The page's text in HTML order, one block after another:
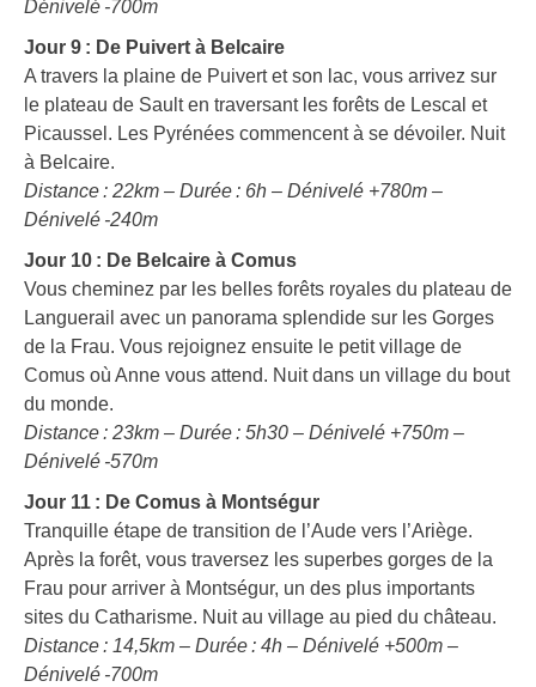
Dénivelé -700m
Jour 9 : De Puivert à Belcaire
A travers la plaine de Puivert et son lac, vous arrivez sur
le plateau de Sault en traversant les forêts de Lescal et
Picaussel. Les Pyrénées commencent à se dévoiler. Nuit
à Belcaire.
Distance : 22km – Durée : 6h – Dénivelé +780m –
Dénivelé -240m
Jour 10 : De Belcaire à Comus
Vous cheminez par les belles forêts royales du plateau de
Languerail avec un panorama splendide sur les Gorges
de la Frau. Vous rejoignez ensuite le petit village de
Comus où Anne vous attend. Nuit dans un village du bout
du monde.
Distance : 23km – Durée : 5h30 – Dénivelé +750m –
Dénivelé -570m
Jour 11 : De Comus à Montségur
Tranquille étape de transition de l’Aude vers l’Ariège.
Après la forêt, vous traversez les superbes gorges de la
Frau pour arriver à Montségur, un des plus importants
sites du Catharisme. Nuit au village au pied du château.
Distance : 14,5km – Durée : 4h – Dénivelé +500m –
Dénivelé -700m